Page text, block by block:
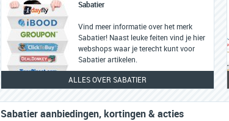
Sabatier
Vind meer informatie over het merk
Sabatier! Naast leuke feiten vind je hier
webshops waar je terecht kunt voor
Sabatier artikelen.
ALLES OVER SABATIER
Sabatier aanbiedingen, kortingen & acties